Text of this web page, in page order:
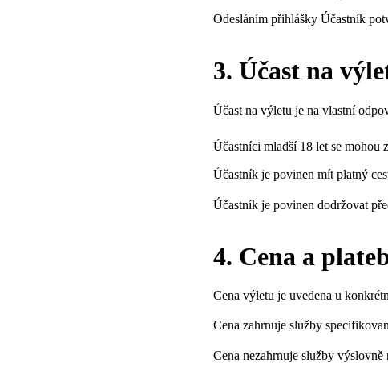
Odesláním přihlášky Účastník
3. Účast na
Účast na výletu je na vlastní
Účastníci mladší 18 let se mohou
Účastník je povinen mít platný
Účastník je povinen dodržovat
4. Cena a
Cena výletu je uvedena u
Cena zahrnuje služby
Cena nezahrnuje služby